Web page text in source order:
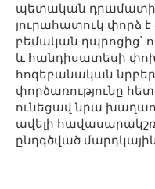
պետական
յուրահատուկ փորձ
բեմական դպրոցից՝
և հանդիսատեսի
հոգեբանական
փորձառությունը
ունեցավ նրա
ավելի
ընդգծված